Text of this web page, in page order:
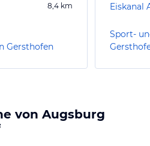
8,4 km
Gersthofen
Eiskanal
Sport-
von Augsburg